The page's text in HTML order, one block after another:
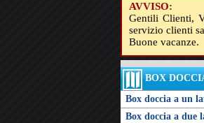
AVVISO:
Gentili Clienti,
servizio clienti
Buone vacanze.
BOX
Box doccia a un
Box doccia a due